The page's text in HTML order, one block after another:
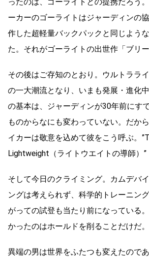
ーカーのゴーライトはジャーディンの
作した超軽量バックパックと同じよう
た。それがゴーライトの出世作「ブリー
その後はご存知のとおり。ウルトララ
の一大潮流となり、いまも発展・進化
の基本は、ジャーディンが30年前にす
ものからなにも変わっていない。だか
イカーは敬意を込めて彼をこう呼ぶ。
Lightweight（ライトウエイトの導師）”
そして今日のクライミング。カムデバ
ングは考えられず、科学的トレーニン
がっての試登も当たり前になっている
かったのはホールドを削ることだけだ。
異端の男は世界をふたつも変えたのであ